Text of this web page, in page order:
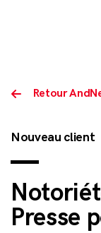
Retour
Nouveau client
Presse